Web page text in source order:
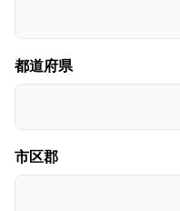
都道府県
市区郡